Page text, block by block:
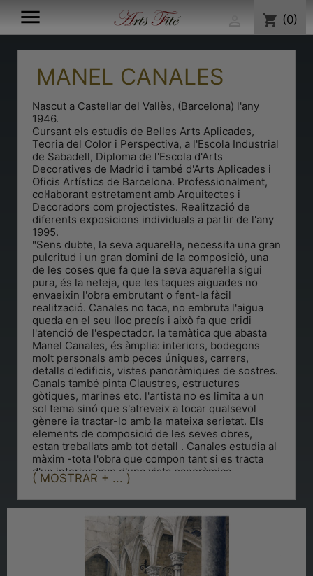
 shopping_cart (0)
MANEL CANALES
Nascut a Castellar del Vallès, (Barcelona) l'any
1946.
Cursant els estudis de Belles Arts Aplicades,
Teoria del Color i Perspectiva, a l'Escola Industrial
de Sabadell, Diploma de l'Escola d'Arts
Decoratives de Madrid i també d'Arts Aplicades i
Oficis Artístics de Barcelona. Professionalment,
col·laborant estretament amb Arquitectes i
Decoradors com projectistes. Realització de
diferents exposicions individuals a partir de l'any
1995.
"Sens dubte, la seva aquarel·la, necessita una gran
pulcritud i un gran domini de la composició, una
de les coses que fa que la seva aquarel·la sigui
pura, és la neteja, que les taques aiguades no
envaeixin l'obra embrutant o fent-la fàcil
realització. Canales no taca, no embruta l'aigua
queda en el seu lloc precís i això fa que cridi
l'atenció de l'espectador. la temàtica que abasta
Manel Canales, és àmplia: interiors, bodegons
molt personals amb peces úniques, carrers,
detalls d'edificis, vistes panoràmiques de sostres.
Canals també pinta Claustres, estructures
gòtiques, marines etc. l'artista no es limita a un
sol tema sinó que s'atreveix a tocar qualsevol
gènere ia tractar-lo amb la mateixa serietat. Els
elements de composició de les seves obres,
estan treballats amb tot detall . Canales estudia al
màxim -tota l'obra que compon tant si es tracta
d'un interior com d'una vista panoràmica.
L'estudi dels seus treballs juntament amb la neteja
de la seva pintura, són dues característiques que
marquen el seu estil. Tot allò que reflecteix la
seva aquarel·la, ràpidament s'identifica amb el lloc
que es tracta.
L'autenticitat arriba als seus màxims nivells dotada
alhora d'un esperit sensible d'una sensació
emotiva que transmeten les seves aquarel·les,
( MOSTRAR + ... )